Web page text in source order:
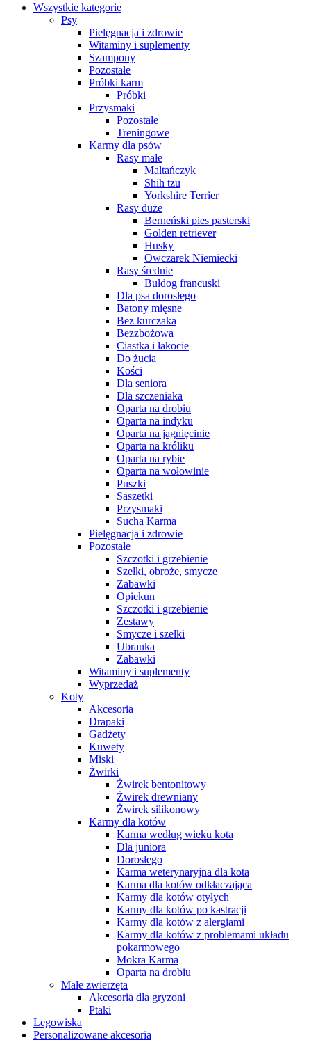
Wszystkie kategorie
Psy
Pielęgnacja i zdrowie
Witaminy i suplementy
Szampony
Pozostałe
Próbki karm
Próbki
Przysmaki
Pozostałe
Treningowe
Karmy dla psów
Rasy małe
Maltańczyk
Shih tzu
Yorkshire Terrier
Rasy duże
Berneński pies pasterski
Golden retriever
Husky
Owczarek Niemiecki
Rasy średnie
Buldog francuski
Dla psa dorosłego
Batony mięsne
Bez kurczaka
Bezzbożowa
Ciastka i łakocie
Do żucia
Kości
Dla seniora
Dla szczeniaka
Oparta na drobiu
Oparta na indyku
Oparta na jagnięcinie
Oparta na króliku
Oparta na rybie
Oparta na wołowinie
Puszki
Saszetki
Przysmaki
Sucha Karma
Pielęgnacja i zdrowie
Pozostałe
Szczotki i grzebienie
Szelki, obroże, smycze
Zabawki
Opiekun
Szczotki i grzebienie
Zestawy
Smycze i szelki
Ubranka
Zabawki
Witaminy i suplementy
Wyprzedaż
Koty
Akcesoria
Drapaki
Gadżety
Kuwety
Miski
Żwirki
Żwirek bentonitowy
Żwirek drewniany
Żwirek silikonowy
Karmy dla kotów
Karma według wieku kota
Dla juniora
Dorosłego
Karma weterynaryjna dla kota
Karma dla kotów odkłaczająca
Karmy dla kotów otyłych
Karmy dla kotów po kastracji
Karmy dla kotów z alergiami
Karmy dla kotów z problemami układu
pokarmowego
Mokra Karma
Oparta na drobiu
Małe zwierzęta
Akcesoria dla gryzoni
Ptaki
Legowiska
Personalizowane akcesoria